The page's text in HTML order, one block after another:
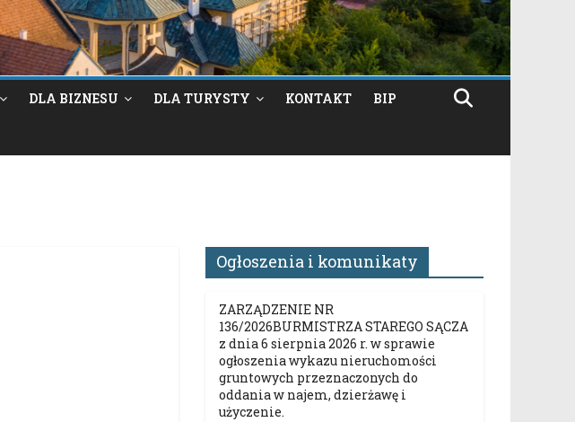
DLA BIZNESU DLA TURYSTY KONTAKT BIP
Ogłoszenia i komunikaty
ZARZĄDZENIE NR
136/2026BURMISTRZA STAREGO SĄCZA
z dnia 6 sierpnia 2026 r. w sprawie
ogłoszenia wykazu nieruchomości
gruntowych przeznaczonych do
oddania w najem, dzierżawę i
użyczenie.